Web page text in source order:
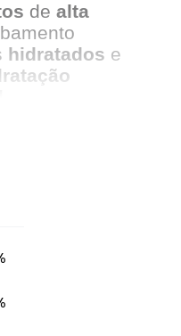
de alta
hidratados e